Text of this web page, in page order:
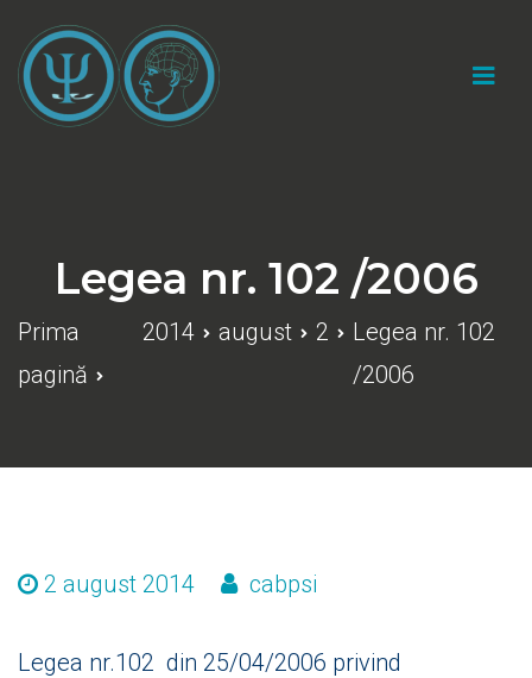
conținut
Legea nr. 102 /2006
Prima
pagină
2014 august 2
Legea nr. 102
/2006
2 august 2014 cabpsi
Legea nr.102 din 25/04/2006 privind